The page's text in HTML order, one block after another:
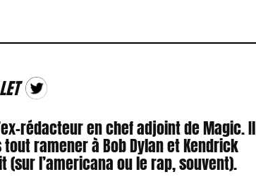
rédacteur en chef adjoint de Magic. Il
ramener à Bob Dylan et Kendrick
(sur l’americana ou le rap, souvent).